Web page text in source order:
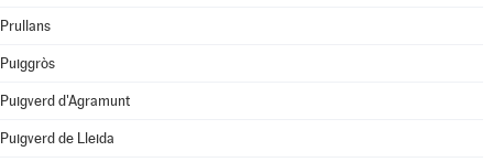
Prullans
Puiggròs
Puigverd d'Agramunt
Puigverd de Lleida